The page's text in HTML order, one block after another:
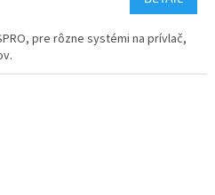
pre rôzne systémi na prívlač,